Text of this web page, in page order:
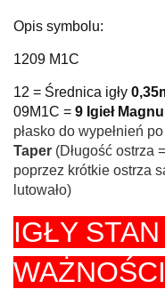
Opis symbolu:
1209 M1C
12 = Średnica igły
09M1C = 9 Igieł
płasko do wypełnień
Taper (Długość ostrza
poprzez krótkie ostrza
lutowało)
IGŁY